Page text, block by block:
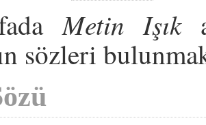
Metin Işık
sözleri